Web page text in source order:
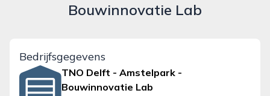
Bouwinnovatie Lab
Bedrijfsgegevens
TNO Delft - Amstelpark -
Bouwinnovatie Lab